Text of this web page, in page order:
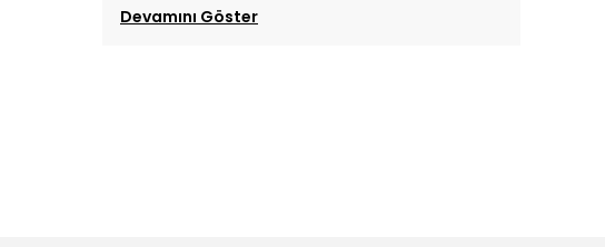
Devamını Göster